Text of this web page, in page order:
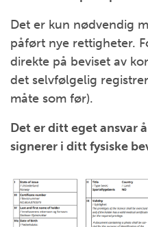
Det er kun nødvendig
påført nye rettigheter.
direkte på beviset av
det selvfølgelig
måte som før).
Det er ditt eget ansvar
signerer i ditt fysiske